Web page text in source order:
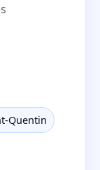
Quentin